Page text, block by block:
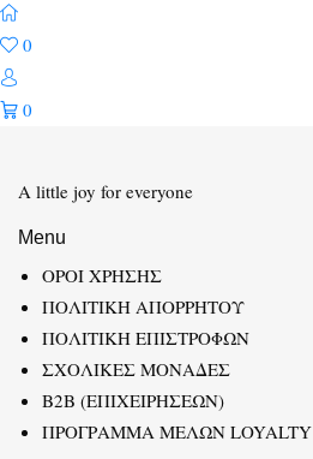
0
0
A little joy for everyone
Menu
ΟΡΟΙ ΧΡΗΣΗΣ
ΠΟΛΙΤΙΚΗ ΑΠΟΡΡΗΤΟΥ
ΠΟΛΙΤΙΚΗ ΕΠΙΣΤΡΟΦΩΝ
ΣΧΟΛΙΚΕΣ ΜΟΝΑΔΕΣ
B2B (ΕΠΙΧΕΙΡΗΣΕΩΝ)
ΠΡΟΓΡΑΜΜΑ ΜΕΛΩΝ LOYALTY